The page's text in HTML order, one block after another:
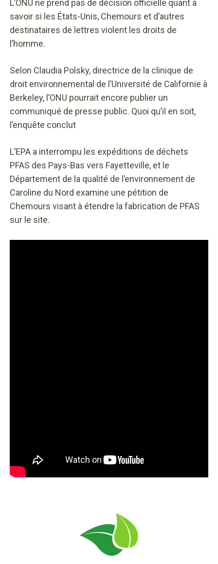
L’ONU ne prend pas de décision officielle quant à
savoir si les États-Unis, Chemours et d’autres
destinataires de lettres violent les droits de
l’homme.
Selon Claudia Polsky, directrice de la clinique de
droit environnemental de l’Université de Californie à
Berkeley, l’ONU pourrait encore publier un
communiqué de presse public. Quoi qu’il en soit,
l’enquête conclut
L’EPA a interrompu les expéditions de déchets
PFAS des Pays-Bas vers Fayetteville, et le
Département de la qualité de l’environnement de
Caroline du Nord examine une pétition de
Chemours visant à étendre la fabrication de PFAS
sur le site.